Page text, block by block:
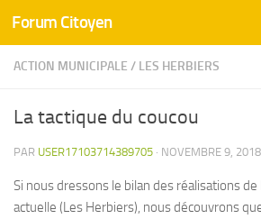
Skip to content
Forum Citoyen
ACTION MUNICIPALE / LES HERBIERS
La tactique du coucou
PAR USER17103714389705 · NOVEMBRE 9, 2018
Si nous dressons le bilan des réalisations
actuelle (Les Herbiers), nous découvrons